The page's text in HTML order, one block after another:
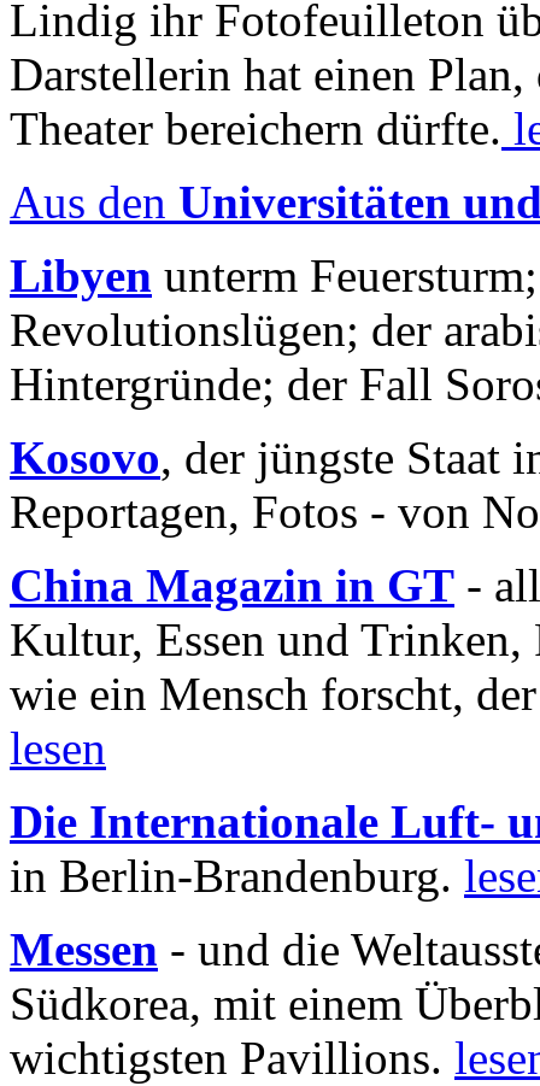
Lindig ihr Fotofeuilleton
Darstellerin hat einen Plan,
Theater bereichern dürfte.
Aus den Universitäten
Libyen unterm
Revolutionslügen; der
Hintergründe; der Fall
Kosovo, der jüngste Staat
Reportagen, Fotos - von
China Magazin in GT -
Kultur, Essen und
wie ein Mensch forscht,
lesen
Die Internationale Luft-
in Berlin-Brandenburg.
Messen - und die
Südkorea, mit einem
wichtigsten Pavillions.